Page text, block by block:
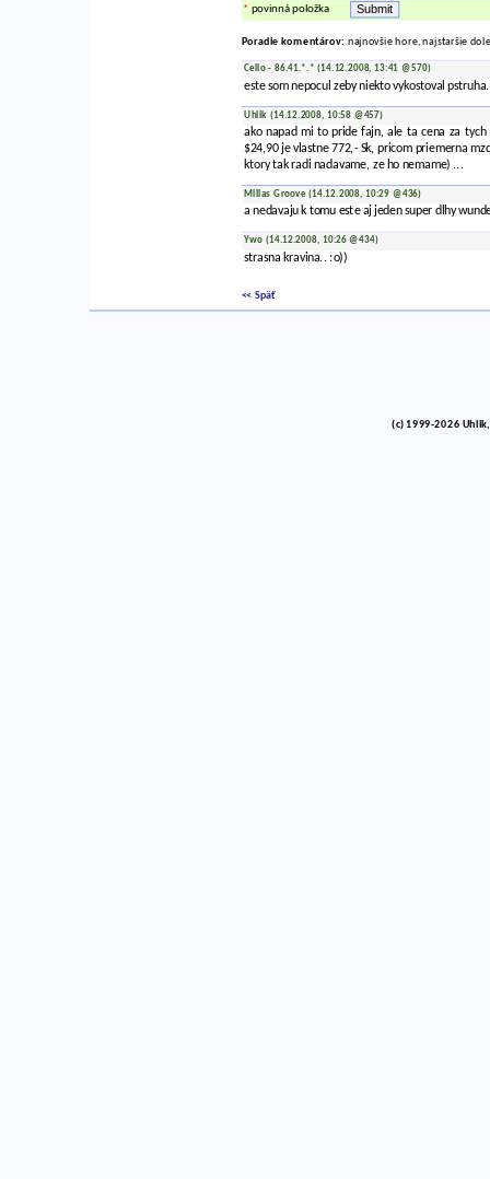
* povinná položka
Poradie komentárov: najnovšie hore, najstaršie dole
Cello - 86.41.*.* (14.12.2008, 13:41 @570)
este som nepocul zeby niekto vykostoval
Uhlik (14.12.2008, 10:58 @457)
ako napad mi to pride fajn, ale ta cena za
$24,90 je vlastne 772,- Sk, pricom priemerna
ktory tak radi nadavame, ze ho nemame) ...
Millas Groove (14.12.2008, 10:29 @436)
a nedavaju k tomu este aj jeden super dlhy
Ywo (14.12.2008, 10:26 @434)
strasna kravina.. :o))
<< Späť
(c) 1999-2026 Uhlik,